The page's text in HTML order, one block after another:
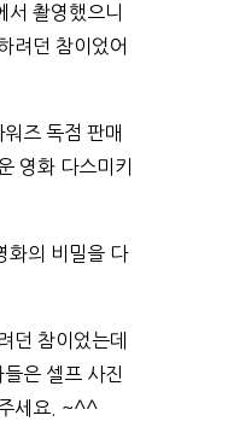
서 촬영했으니
려던 참이었어
즈 독점 판매
영화 다스미키
화의 비밀을 다
던 참이었는데
은 셀프 사진
세요. ~^^